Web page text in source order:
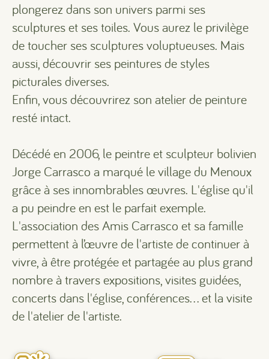
plongerez dans son univers parmi ses
sculptures et ses toiles. Vous aurez le privilège
de toucher ses sculptures voluptueuses. Mais
aussi, découvrir ses peintures de styles
picturales diverses.
Enfin, vous découvrirez son atelier de peinture
resté intact.
Décédé en 2006, le peintre et sculpteur bolivien
Jorge Carrasco a marqué le village du Menoux
grâce à ses innombrables œuvres. L'église qu'il
a pu peindre en est le parfait exemple.
L'association des Amis Carrasco et sa famille
permettent à l’œuvre de l'artiste de continuer à
vivre, à être protégée et partagée au plus grand
nombre à travers expositions, visites guidées,
concerts dans l'église, conférences… et la visite
de l'atelier de l'artiste.